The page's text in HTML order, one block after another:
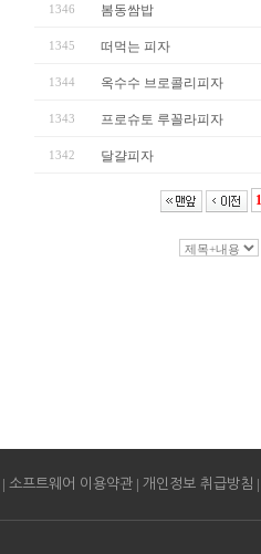
1346 봄동쌈밥
1345 떠먹는 피자
1344 옥수수 브로콜리피자
1343 프로슈토 루꼴라피자
1342 달걀피자
1
| 소프트웨어 이용약관 | 개인정보 취급방침 |